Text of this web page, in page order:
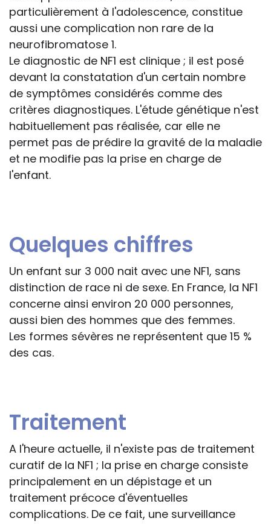
particulièrement à l'adolescence, constitue
aussi une complication non rare de la
neurofibromatose 1.
Le diagnostic de NF1 est clinique ; il est posé
devant la constatation d'un certain nombre
de symptômes considérés comme des
critères diagnostiques. L'étude génétique n'est
habituellement pas réalisée, car elle ne
permet pas de prédire la gravité de la maladie
et ne modifie pas la prise en charge de
l'enfant.
Quelques chiffres
Un enfant sur 3 000 nait avec une NF1, sans
distinction de race ni de sexe. En France, la NF1
concerne ainsi environ 20 000 personnes,
aussi bien des hommes que des femmes.
Les formes sévères ne représentent que 15 %
des cas.
Traitement
A l'heure actuelle, il n'existe pas de traitement
curatif de la NF1 ; la prise en charge consiste
principalement en un dépistage et un
traitement précoce d'éventuelles
complications. De ce fait, une surveillance